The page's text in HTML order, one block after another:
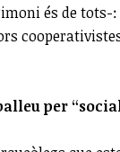
és de
per